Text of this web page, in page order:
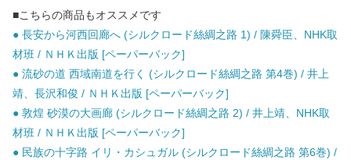
■こちらの商品もオススメです
● 長安から河西回廊へ (シルクロード絲綢之路 1) / 陳舜臣、NHK取
材班 / ＮＨＫ出版 [ペーパーバック]
● 流砂の道 西域南道を行く (シルクロード絲綢之路 第4巻) / 井上
靖、長沢和俊 / ＮＨＫ出版 [ペーパーバック]
● 敦煌 砂漠の大画廊 (シルクロード絲綢之路 2) / 井上靖、NHK取
材班 / ＮＨＫ出版 [ペーパーバック]
● 民族の十字路 イリ・カシュガル (シルクロード絲綢之路 第6巻) /